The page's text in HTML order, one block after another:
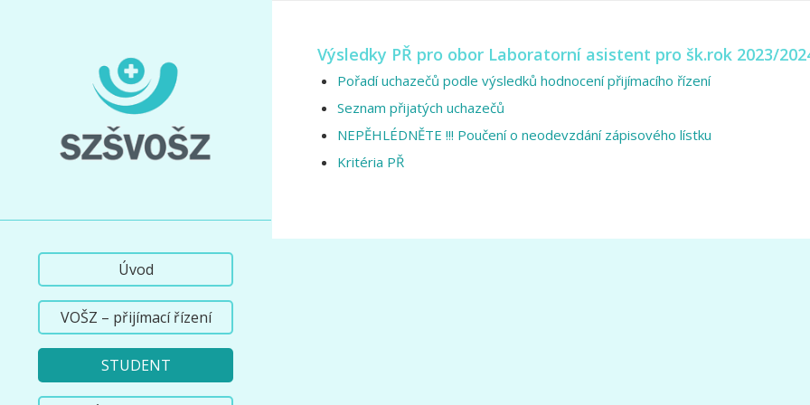
Úvod
VOŠZ – přijímací řízení
STUDENT
Výsledky PŘ pro obor Laboratorní asistent pro šk.rok 2023/
Pořadí uchazečů podle výsledků hodnocení přijímacího řízení
Seznam přijatých uchazečů
NEPĚHLÉDNĚTE !!! Poučení o neodevzdání zápisového lístku
Kritéria PŘ